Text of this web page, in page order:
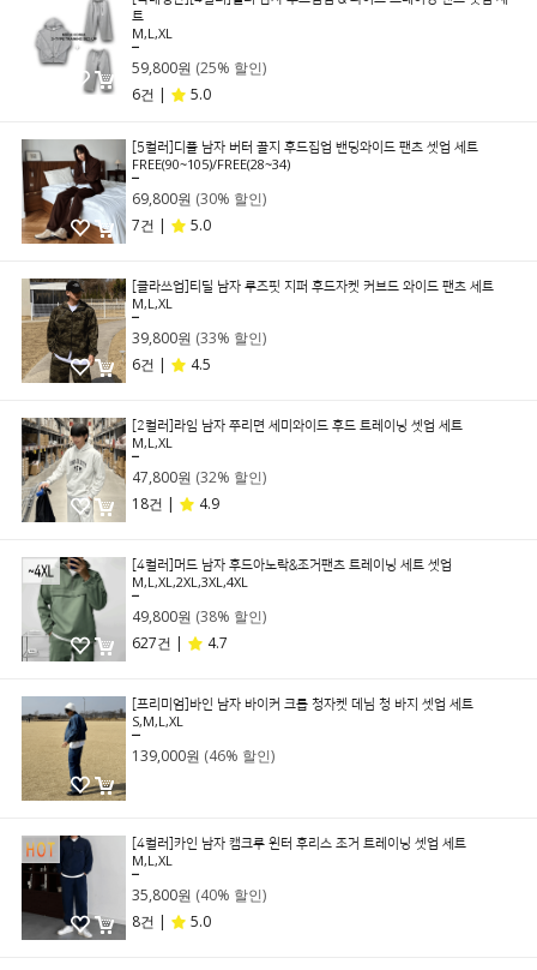
트
M,L,XL
59,800원 (25% 할인)
6건 |
5.0
[5컬러]디플 남자 버터 골지 후드집업 밴딩와이드 팬츠 셋업 세트
FREE(90~105)/FREE(28~34)
69,800원 (30% 할인)
7건 |
5.0
[클라쓰업]티딜 남자 루즈핏 지퍼 후드자켓 커브드 와이드 팬츠 세트
M,L,XL
39,800원 (33% 할인)
6건 |
4.5
[2컬러]라임 남자 쭈리면 세미와이드 후드 트레이닝 셋업 세트
M,L,XL
47,800원 (32% 할인)
18건 |
4.9
[4컬러]머드 남자 후드아노락&조거팬츠 트레이닝 세트 셋업
M,L,XL,2XL,3XL,4XL
49,800원 (38% 할인)
627건 |
4.7
[프리미엄]바인 남자 바이커 크롭 청자켓 데님 청 바지 셋업 세트
S,M,L,XL
139,000원 (46% 할인)
[4컬러]카인 남자 캠크루 윈터 후리스 조거 트레이닝 셋업 세트
M,L,XL
35,800원 (40% 할인)
8건 |
5.0